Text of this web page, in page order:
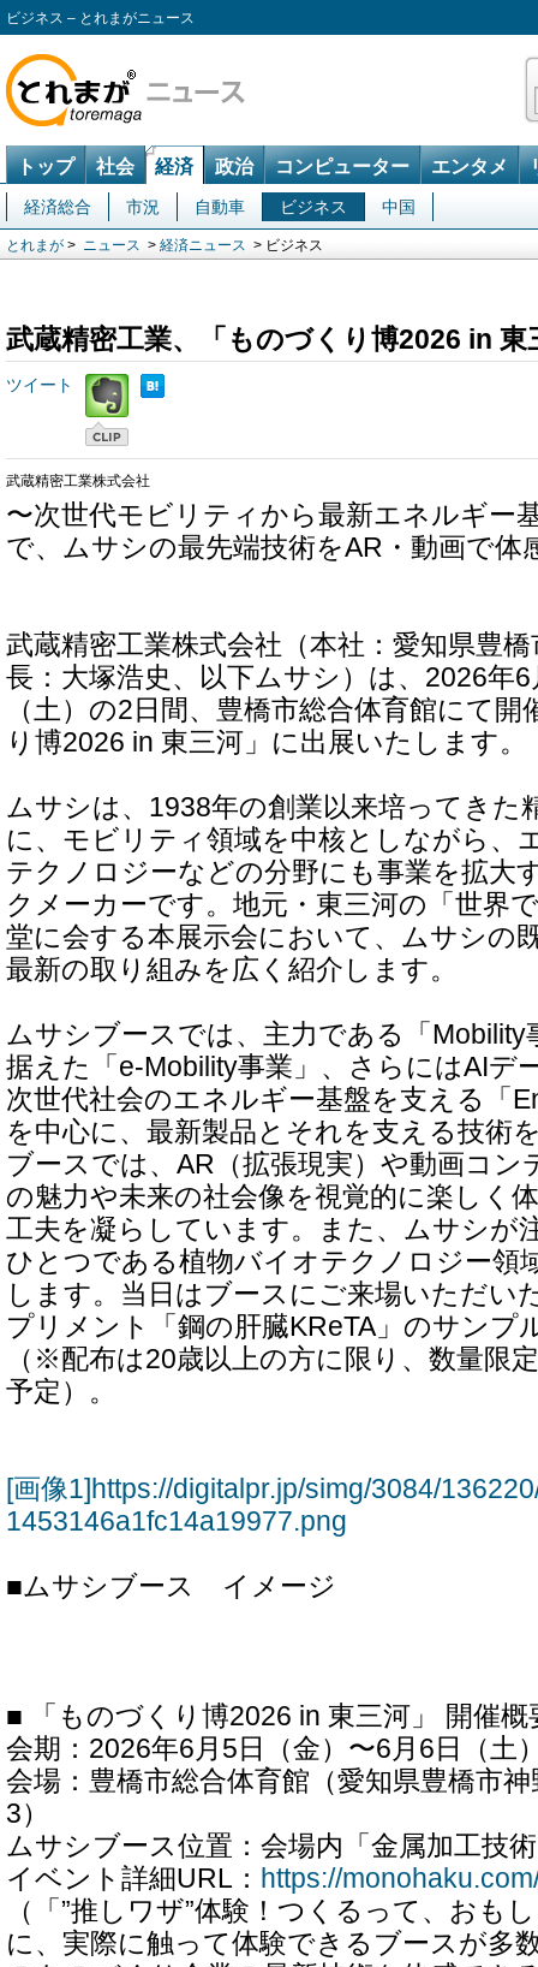
ビジネス – とれまがニュース
トップ 社会 経済 政治 コンピューター エンタメ
経済総合 市況 自動車 ビジネス 中国
とれまが > ニュース > 経済ニュース > ビジネス
武蔵精密工業、「ものづくり博2026 in 東
ツイート
武蔵精密工業株式会社
〜次世代モビリティから最新エネルギー
で、ムサシの最先端技術をAR・動画で体
武蔵精密工業株式会社（本社：愛知県豊
長：大塚浩史、以下ムサシ）は、2026年
（土）の2日間、豊橋市総合体育館にて
り博2026 in 東三河」に出展いたします。
ムサシは、1938年の創業以来培ってきた
に、モビリティ領域を中核としながら、
テクノロジーなどの分野にも事業を拡大
クメーカーです。地元・東三河の「世界
堂に会する本展示会において、ムサシの
最新の取り組みを広く紹介します。
ムサシブースでは、主力である「Mobility
据えた「e-Mobility事業」、さらにはAIデ
次世代社会のエネルギー基盤を支える「
を中心に、最新製品とそれを支える技術
ブースでは、AR（拡張現実）や動画コン
の魅力や未来の社会像を視覚的に楽しく
工夫を凝らしています。また、ムサシが
ひとつである植物バイオテクノロジー領
します。当日はブースにご来場いただい
プリメント「鋼の肝臓KReTA」のサンプ
（※配布は20歳以上の方に限り、数量限
予定）。
[画像1]https://digitalpr.jp/simg/3084/
1453146a1fc14a19977.png
■ムサシブース イメージ
■ 「ものづくり博2026 in 東三河」 開催概
会期：2026年6月5日（金）〜6月6日（土
会場：豊橋市総合体育館（愛知県豊橋市
3）
ムサシブース位置：会場内「金属加工技
イベント詳細URL： https://
（「”推しワザ”体験！つくるって、おも
に、実際に触って体験できるブースが多